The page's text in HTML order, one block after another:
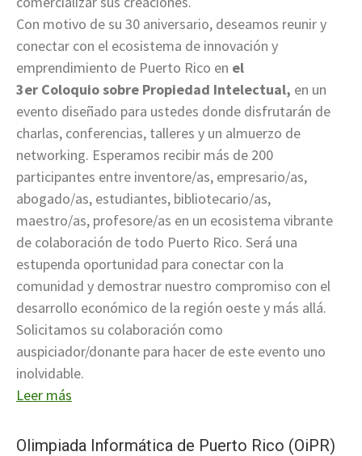
Con motivo de su 30 aniversario, deseamos reunir y
conectar con el ecosistema de innovación y
emprendimiento de Puerto Rico en el
3er Coloquiosobre Propiedad Intelectual, en un
evento diseñado para ustedes donde disfrutarán de
charlas, conferencias, talleres y un almuerzo de
networking. Esperamos recibir más de 200
participantes entre inventore/as, empresario/as,
abogado/as, estudiantes, bibliotecario/as,
maestro/as, profesore/as en un ecosistema vibrante
de colaboración de todo Puerto Rico. Será una
estupenda oportunidad para conectar con la
comunidad y demostrar nuestro compromiso con el
desarrollo económico de la región oeste y más allá.
Solicitamos su colaboración como
auspiciador/donante para hacer de este evento uno
inolvidable.
Leer más
Olimpiada Informática de Puerto Rico (OiPR)